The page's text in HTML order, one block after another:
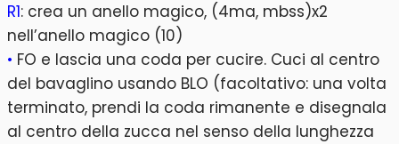
R1: crea un anello magico, (4ma, mbss)x2
nell’anello magico (10)
• FO e lascia una coda per cucire. Cuci al centro
del bavaglino usando BLO (facoltativo: una volta
terminato, prendi la coda rimanente e disegnala
al centro della zucca nel senso della lunghezza